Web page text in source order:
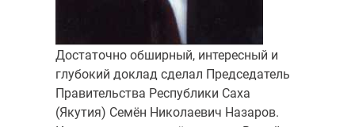
Достаточно обширный, интересный и
глубокий доклад сделал Председатель
Правительства Республики Саха
(Якутия) Семён Николаевич Назаров.